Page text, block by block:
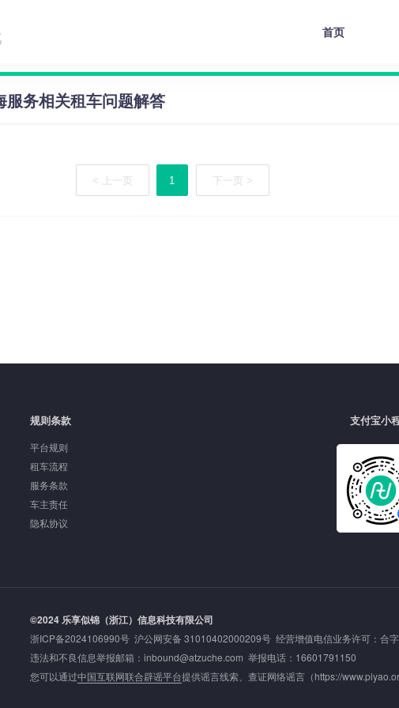
首页
关租车问题
服务相关租车问题解答
< 上一页 1 下一页 >
规则条款
平台规则
租车流程
服务条款
车主责任
隐私协议
支付宝小
©2024 乐享似锦（浙江）信息科技有限公司
浙ICP备2024106990号 沪公网安备 31010402000209号 经营增值电信业务许可：合
违法和不良信息举报邮箱：inbound@atzuche.com 举报电话：16601791150
您可以通过中国互联网联合辟谣平台提供谣言线索、查证网络谣言（https://